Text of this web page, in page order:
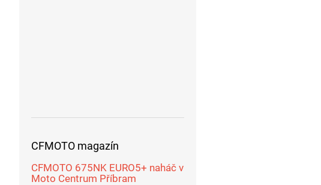
CFMOTO magazín
CFMOTO 675NK EURO5+ naháč v
Moto Centrum Příbram